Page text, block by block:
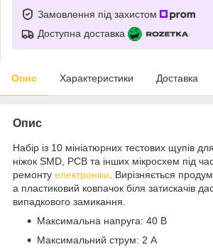
Замовлення під захистом
Доступна доставка
Опис Характеристики Доставка
Опис
Набір із 10 мініатюрних тестових щупів
ніжок SMD, PCB та інших мікросхем під
ремонту електроніки . Вирізняється
а пластиковий ковпачок біля затискачів
випадкового замикання.
Максимальна напруга: 40 В
Максимальний струм: 2 А